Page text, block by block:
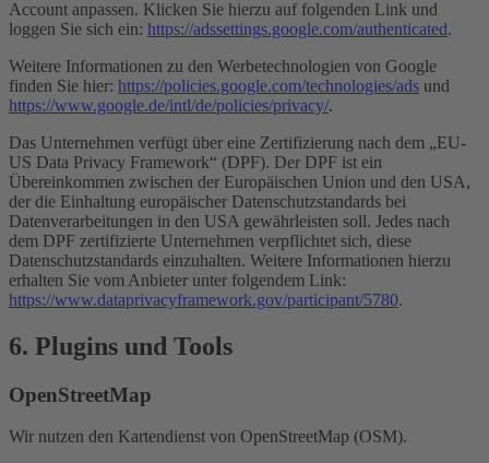
Account anpassen. Klicken Sie hierzu auf folgenden Link und
loggen Sie sich ein: https://adssettings.google.com/authenticated.
Weitere Informationen zu den Werbetechnologien von Google
finden Sie hier: https://policies.google.com/technologies/ads und
https://www.google.de/intl/de/policies/privacy/.
Das Unternehmen verfügt über eine Zertifizierung nach dem „EU-
US Data Privacy Framework“ (DPF). Der DPF ist ein
Übereinkommen zwischen der Europäischen Union und den USA,
der die Einhaltung europäischer Datenschutzstandards bei
Datenverarbeitungen in den USA gewährleisten soll. Jedes nach
dem DPF zertifizierte Unternehmen verpflichtet sich, diese
Datenschutzstandards einzuhalten. Weitere Informationen hierzu
erhalten Sie vom Anbieter unter folgendem Link:
https://www.dataprivacyframework.gov/participant/5780.
6. Plugins und Tools
OpenStreetMap
Wir nutzen den Kartendienst von OpenStreetMap (OSM).